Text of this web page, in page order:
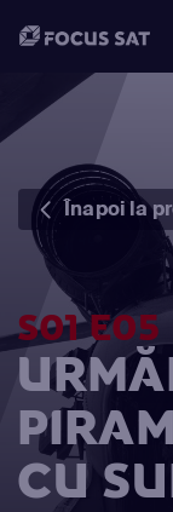
Înapoi la
S01 E05
CU